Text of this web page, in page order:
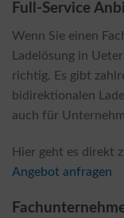
Full-Service
Wenn Sie einen
Ladelösung in
richtig. Es gibt
bidirektionalen
auch für
Hier geht es direkt
Angebot anfragen